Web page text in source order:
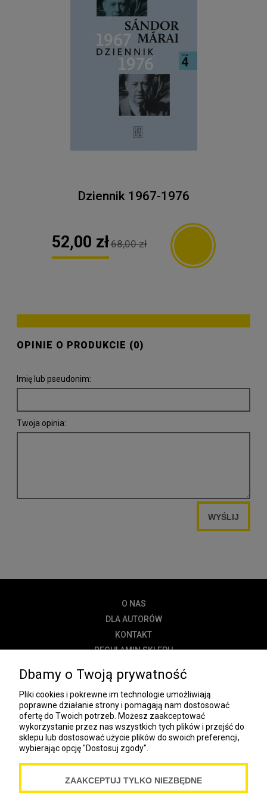
Dziennik 1967-1976
52,00 zł68,00 zł
OPINIE O PRODUKCIE (0)
Imię lub pseudonim:
Twoja opinia:
WYŚLIJ
O NAS
DLA AUTORÓW
KONTAKT
REGULAMIN SKLEPU
DOSTAWA
PŁATNOŚĆ
NEWSLETTER
COOKIES
Spółdzielnia Wydawnicza „Czytelnik”
Dbamy o Twoją prywatność
Pliki cookies i pokrewne im technologie umożliwiają
poprawne działanie strony i pomagają nam dostosować
ofertę do Twoich potrzeb. Możesz zaakceptować
wykorzystanie przez nas wszystkich tych plików i przejść do
sklepu lub dostosować użycie plików do swoich preferencji,
wybierając opcję "Dostosuj zgody".
ZAAKCEPTUJ TYLKO NIEZBĘDNE